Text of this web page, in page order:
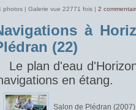
photos | Galerie vue 22771 fois | 2
à
(22)
Le plan d'eau
en étang.
Salon de Plédran (2007)